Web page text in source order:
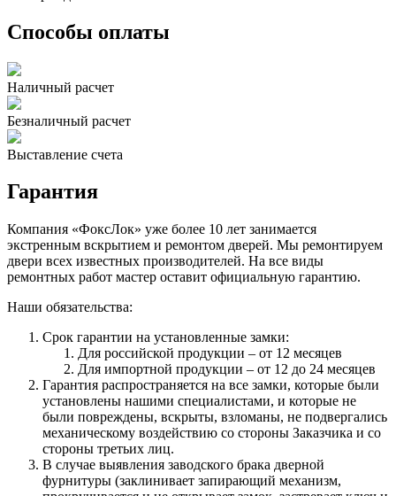
Способы оплаты
Наличный расчет
Безналичный расчет
Выставление счета
Гарантия
Компания «ФоксЛок» уже более 10 лет занимается
экстренным вскрытием и ремонтом дверей. Мы ремонтируем
двери всех известных производителей. На все виды
ремонтных работ мастер оставит официальную гарантию.
Наши обязательства:
Срок гарантии на установленные замки:
Для российской продукции – от 12 месяцев
Для импортной продукции – от 12 до 24 месяцев
Гарантия распространяется на все замки, которые были
установлены нашими специалистами, и которые не
были повреждены, вскрыты, взломаны, не подвергались
механическому воздействию со стороны Заказчика и со
стороны третьих лиц.
В случае выявления заводского брака дверной
фурнитуры (заклинивает запирающий механизм,